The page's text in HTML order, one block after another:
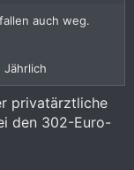
auch weg.
Jährlich
privatärztliche
den 302-Euro-